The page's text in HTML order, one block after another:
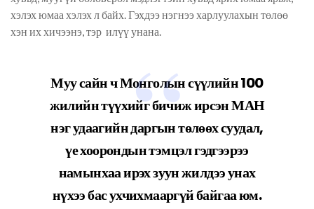
хэлэх юмаа хэлэх л байх. Гэхдээ нэгнээ харлуулахын төлөө
хэн их хичээнэ, тэр илүү унана.
Муу сайн ч Монголын сүүлийн 100
жилийн түүхийг бичиж ирсэн МАН
нэг удаагийн даргын төлөөх суудал,
үе хоорондын тэмцэл гэдгээрээ
намынхаа ирэх зуун жилдээ унах
нүхээ бас ухчихмааргүй байгаа юм.